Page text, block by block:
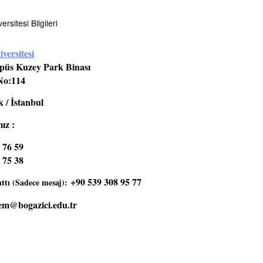
Bilgileri
Kuzey Park Binası
/ İstanbul
:
59
38
(Sadece mesaj): +90 539 308 95 77